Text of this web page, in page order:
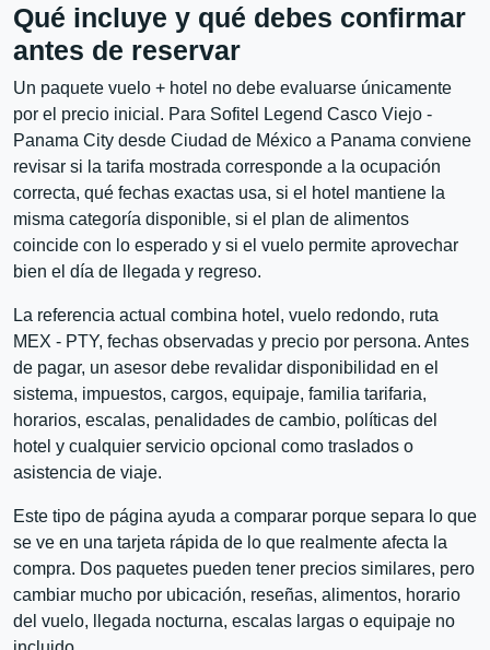
Qué incluye y qué debes confirmar
antes de reservar
Un paquete vuelo + hotel no debe evaluarse únicamente
por el precio inicial. Para Sofitel Legend Casco Viejo -
Panama City desde Ciudad de México a Panama conviene
revisar si la tarifa mostrada corresponde a la ocupación
correcta, qué fechas exactas usa, si el hotel mantiene la
misma categoría disponible, si el plan de alimentos
coincide con lo esperado y si el vuelo permite aprovechar
bien el día de llegada y regreso.
La referencia actual combina hotel, vuelo redondo, ruta
MEX - PTY, fechas observadas y precio por persona. Antes
de pagar, un asesor debe revalidar disponibilidad en el
sistema, impuestos, cargos, equipaje, familia tarifaria,
horarios, escalas, penalidades de cambio, políticas del
hotel y cualquier servicio opcional como traslados o
asistencia de viaje.
Este tipo de página ayuda a comparar porque separa lo que
se ve en una tarjeta rápida de lo que realmente afecta la
compra. Dos paquetes pueden tener precios similares, pero
cambiar mucho por ubicación, reseñas, alimentos, horario
del vuelo, llegada nocturna, escalas largas o equipaje no